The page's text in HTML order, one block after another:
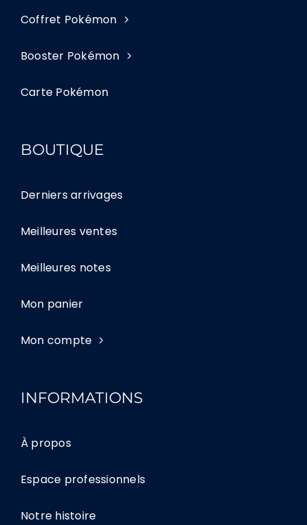
Coffret Pokémon
Booster Pokémon
Carte Pokémon
BOUTIQUE
Derniers arrivages
Meilleures ventes
Meilleures notes
Mon panier
Mon compte
INFORMATIONS
À propos
Espace professionnels
Notre histoire